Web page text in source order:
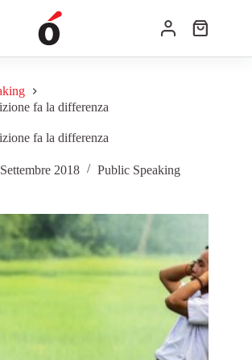
fa la differenza
fa la differenza
2018 Public Speaking